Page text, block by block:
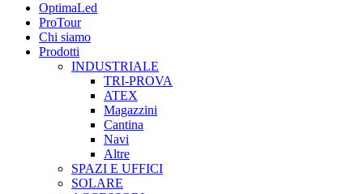
OptimaLed
ProTour
Chi siamo
Prodotti
INDUSTRIALE
TRI-PROVA
ATEX
Magazzini
Cantina
Navi
Altre
SPAZI E UFFICI
SOLARE